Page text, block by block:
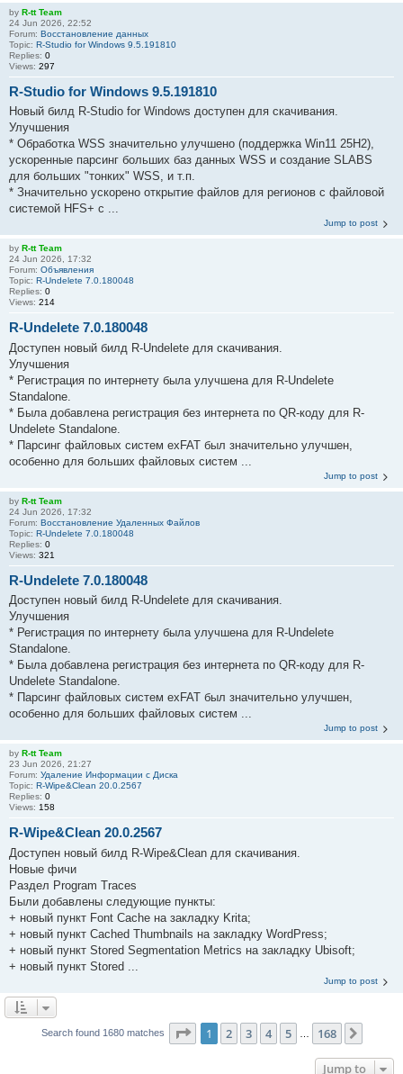
by R-tt Team
24 Jun 2026, 22:52
Forum: Восстановление данных
Topic: R-Studio for Windows 9.5.191810
Replies: 0
Views: 297
R-Studio for Windows 9.5.191810
Новый билд R-Studio for Windows доступен для скачивания.
Улучшения
* Обработка WSS значительно улучшено (поддержка Win11 25H2),
ускоренные парсинг больших баз данных WSS и создание SLABS
для больших "тонких" WSS, и т.п.
* Значительно ускорено открытие файлов для регионов с файловой
системой HFS+ с ...
Jump to post
by R-tt Team
24 Jun 2026, 17:32
Forum: Объявления
Topic: R-Undelete 7.0.180048
Replies: 0
Views: 214
R-Undelete 7.0.180048
Доступен новый билд R-Undelete для скачивания.
Улучшения
* Регистрация по интернету была улучшена для R-Undelete
Standalone.
* Была добавлена регистрация без интернета по QR-коду для R-
Undelete Standalone.
* Парсинг файловых систем exFAT был значительно улучшен,
особенно для больших файловых систем ...
Jump to post
by R-tt Team
24 Jun 2026, 17:32
Forum: Восстановление Удаленных Файлов
Topic: R-Undelete 7.0.180048
Replies: 0
Views: 321
R-Undelete 7.0.180048
Доступен новый билд R-Undelete для скачивания.
Улучшения
* Регистрация по интернету была улучшена для R-Undelete
Standalone.
* Была добавлена регистрация без интернета по QR-коду для R-
Undelete Standalone.
* Парсинг файловых систем exFAT был значительно улучшен,
особенно для больших файловых систем ...
Jump to post
by R-tt Team
23 Jun 2026, 21:27
Forum: Удаление Информации с Диска
Topic: R-Wipe&Clean 20.0.2567
Replies: 0
Views: 158
R-Wipe&Clean 20.0.2567
Доступен новый билд R-Wipe&Clean для скачивания.
Новые фичи
Раздел Program Traces
Были добавлены следующие пункты:
+ новый пункт Font Cache на закладку Krita;
+ новый пункт Cached Thumbnails на закладку WordPress;
+ новый пункт Stored Segmentation Metrics на закладку Ubisoft;
+ новый пункт Stored ...
Jump to post
Search found 1680 matches Page 1of 168
1 2 3 4 5 168
Jump to